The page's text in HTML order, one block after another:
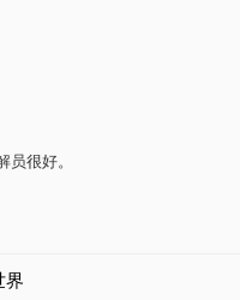
很好。
界